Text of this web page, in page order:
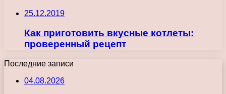
25.12.2019
Как приготовить вкусные котлеты:
проверенный рецепт
Последние записи
04.08.2026